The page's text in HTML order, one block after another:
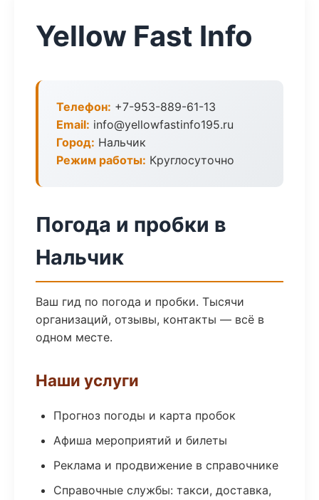
Yellow Fast Info
Телефон: +7-953-889-61-13
Email: info@yellowfastinfo195.ru
Город: Нальчик
Режим работы: Круглосуточно
Погода и пробки в
Нальчик
Ваш гид по погода и пробки. Тысячи
организаций, отзывы, контакты — всё в
одном месте.
Наши услуги
Прогноз погоды и карта пробок
Афиша мероприятий и билеты
Реклама и продвижение в справочнике
Справочные службы: такси, доставка,